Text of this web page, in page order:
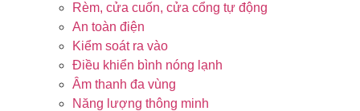
Rèm, cửa cuốn, cửa cổng tự động
An toàn điện
Kiểm soát ra vào
Điều khiển bình nóng lạnh
Âm thanh đa vùng
Năng lượng thông minh